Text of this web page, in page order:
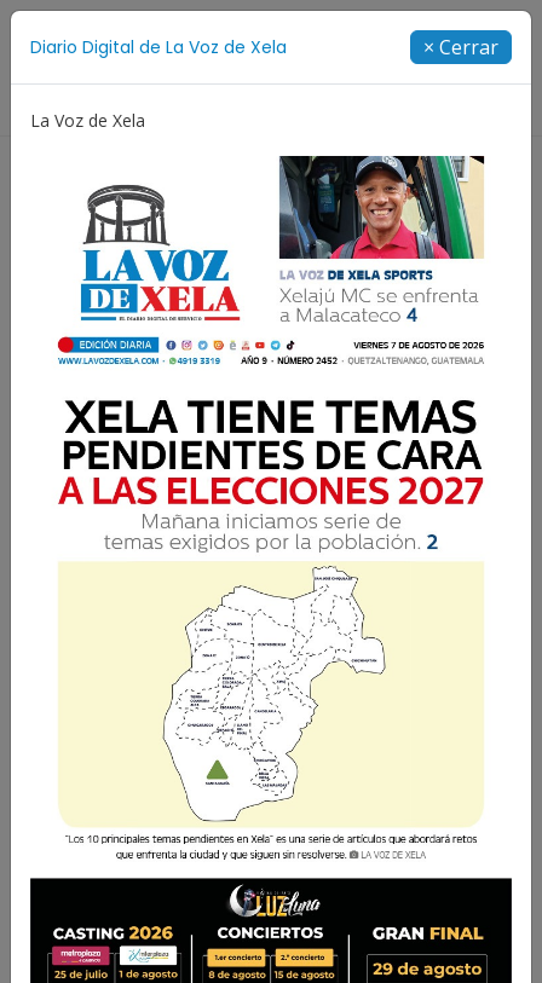
Diario Digital de La Voz de Xela × Cerrar
La Voz de Xela
Resultados para: Metroproyectos
INTERPLAZA XELA TE LLEVA AL FINAL DE LA
ACADEMIA EN MÉXICO
El centro comercial Interplaza Xela y la corporación
Metroproyectos te llevan a la final de La Academia, el
cual se realiza en México. Ahora podrás cumplir el sueño
de ir a un concierto de La Academia en vivo, y mucho
mejor, será el de la gran f
Metroproyectos te llevan a la final de La Academia, el
cual se realiza en México. Ahora podrás cumplir el
sueño de ir a un concierto de La Academia en vivo, y
mucho mejor, será el de la gran f...